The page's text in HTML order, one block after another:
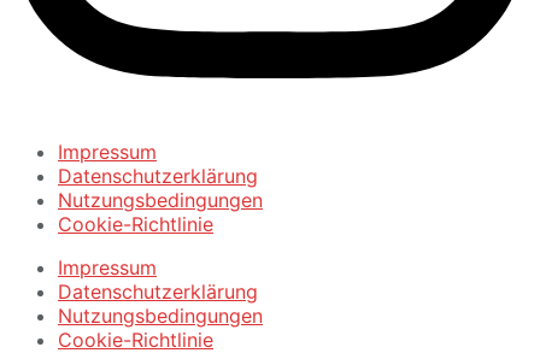
Impressum
Datenschutzerklärung
Nutzungsbedingungen
Cookie-Richtlinie
Impressum
Datenschutzerklärung
Nutzungsbedingungen
Cookie-Richtlinie